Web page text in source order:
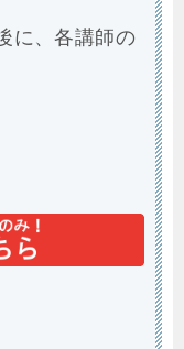
に、各講師の